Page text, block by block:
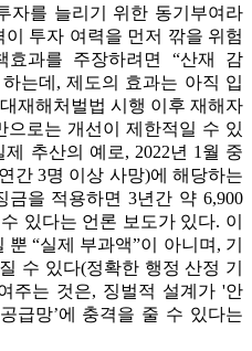
자를 늘리기 위한 동기부여라
투자 여력을 먼저 깎을 위험
과를 주장하려면 “산재 감
는데, 제도의 효과는 아직 입
재해처벌법 시행 이후 재해자
으로는 개선이 제한적일 수 있
추산의 예로, 2022년 1월 중
간 3명 이상 사망)에 해당하는
금을 적용하면 3년간 약 6,900
있다는 언론 보도가 있다. 이
“실제 부과액”이 아니며, 기
수 있다(정확한 행정 산정 기
주는 것은, 징벌적 설계가 '안
급망’에 충격을 줄 수 있다는